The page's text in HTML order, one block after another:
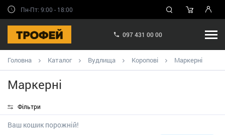
Пн-Пт: 9:00 - 18:00
097 431 00 00
Головна Каталог Вудлища Коропові Маркерні
Маркерні
Фільтри
Ваш кошик порожній!